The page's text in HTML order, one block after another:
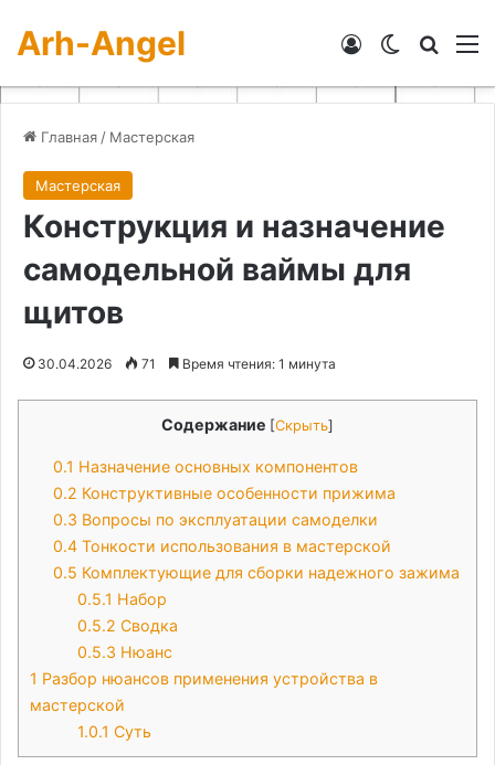
Arh-Angel Switch skin
Войти
Главная / Мастерская
Мастерская
Конструкция и назначение
самодельной ваймы для
щитов
30.04.2026 71 Время чтения: 1 минута
Содержание [Скрыть]
0.1 Назначение основных компонентов
0.2 Конструктивные особенности прижима
0.3 Вопросы по эксплуатации самоделки
0.4 Тонкости использования в мастерской
0.5 Комплектующие для сборки надежного зажима
0.5.1 Набор
0.5.2 Сводка
0.5.3 Нюанс
1 Разбор нюансов применения устройства в
мастерской
1.0.1 Суть